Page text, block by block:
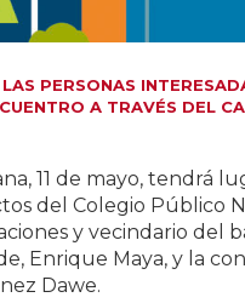
PERSONAS
A TRAVÉS DEL
11 de mayo, tendrá
del Colegio Público
y vecindario del
Enrique Maya, y la
Dawe.